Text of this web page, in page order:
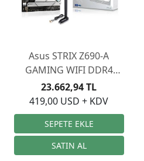
Asus STRIX Z690-A
GAMING WIFI DDR4
S+V+GL 1700p
419,00 USD + KDV
23.662,94 TL